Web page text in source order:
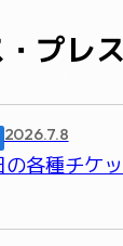
プレ
2026.7.8
各種チケ